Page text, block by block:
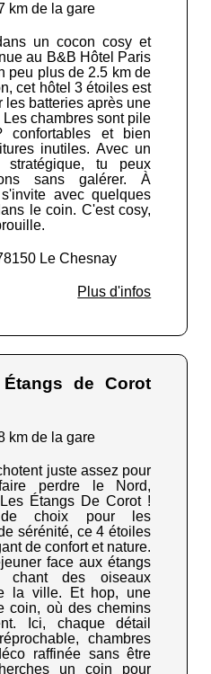
km de la gare
un cocon cosy et
au B&B Hôtel Paris
peu plus de 2.5 km de
cet hôtel 3 étoiles est
les batteries après une
chambres sont pile
et bien
inutiles. Avec un
stratégique, tu peux
sans galérer. À
avec quelques
le coin. C'est cosy,
Le Chesnay
Plus d'infos
de Corot
km de la gare
juste assez pour
perdre le Nord,
Étangs De Corot !
de choix pour les
sérénité, ce 4 étoiles
de confort et nature.
face aux étangs
chant des oiseaux
la ville. Et hop, une
coin, où des chemins
Ici, chaque détail
chambres
raffinée sans être
un coin pour